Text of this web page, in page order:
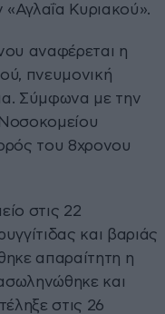
Κυριακού».
αναφέρεται η
πνευμονική
Σύμφωνα με την
του 8χρονου
στις 22
και βαριάς
απαραίτητη η
και
στις 26